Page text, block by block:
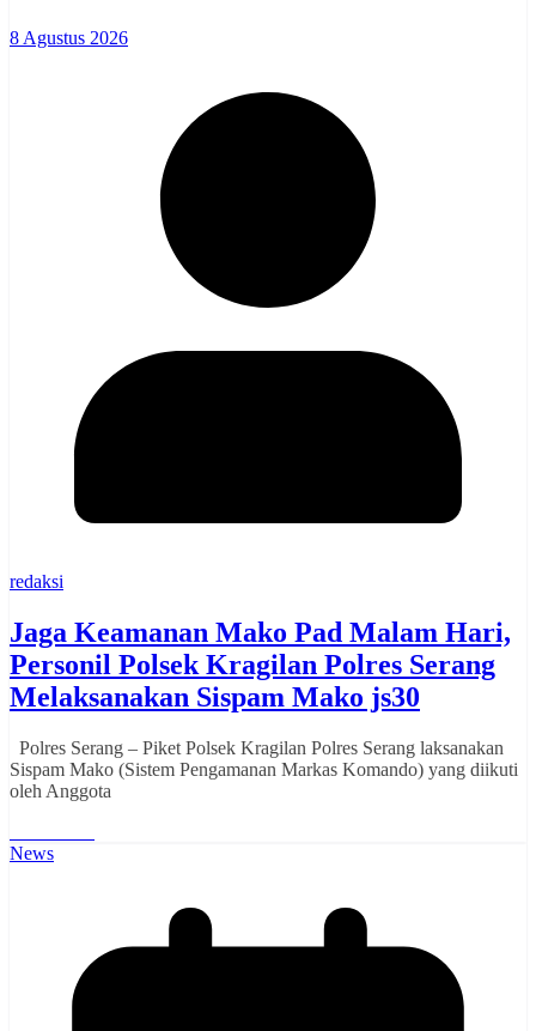
8 Agustus 2026
redaksi
Jaga Keamanan Mako Pad Malam Hari,
Personil Polsek Kragilan Polres Serang
Melaksanakan Sispam Mako js30
Polres Serang – Piket Polsek Kragilan Polres Serang laksanakan
Sispam Mako (Sistem Pengamanan Markas Komando) yang diikuti
oleh Anggota
News